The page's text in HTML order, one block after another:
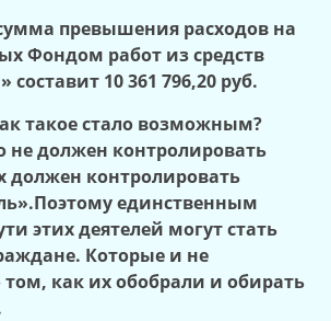
превышения расходов на
Фондом работ из средств
составит 10 361 796,20 руб.
такое стало возможным?
не должен контролировать
должен контролировать
единственным
этих деятелей могут стать
Которые и не
том, как их обобрали и обирать